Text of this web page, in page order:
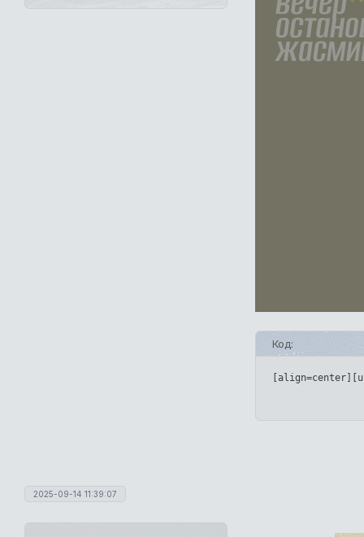
Код:
2025-09-14 11:39:07